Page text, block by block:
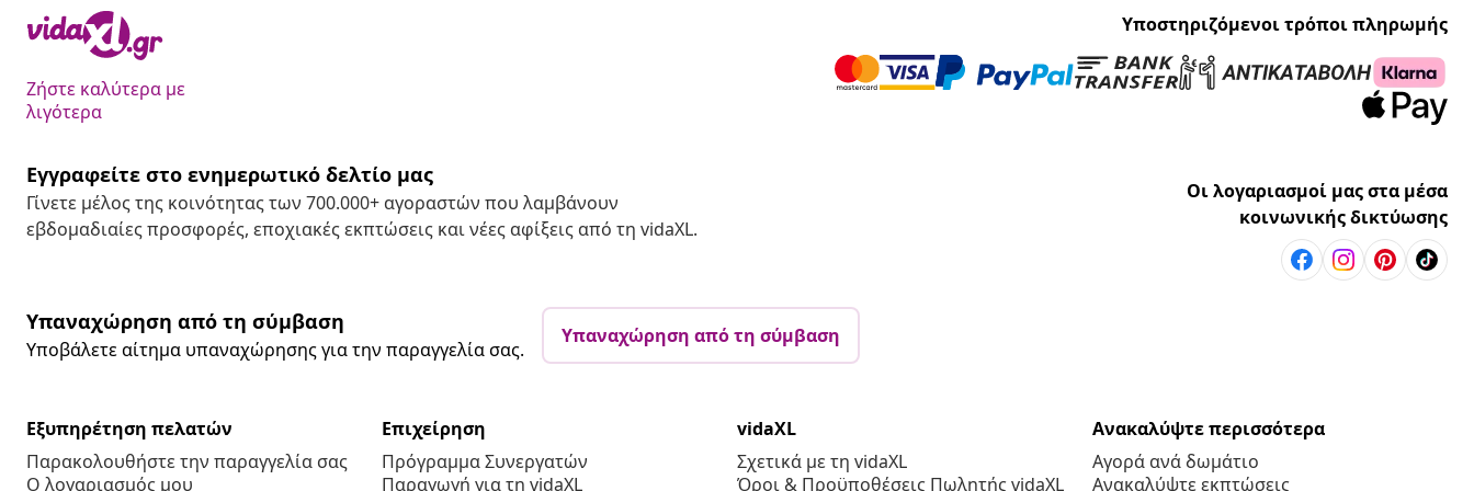
Ζήστε καλύτερα με
λιγότερα
Υποστηριζόμενοι τρόποι πληρωμής
Εγγραφείτε στο ενημερωτικό δελτίο μας
Γίνετε μέλος της κοινότητας των 700.000+ αγοραστών που λαμβάνουν
εβδομαδιαίες προσφορές, εποχιακές εκπτώσεις και νέες αφίξεις από τη vidaXL.
Οι λογαριασμοί μας στα μέσα
κοινωνικής δικτύωσης
Υπαναχώρηση από τη σύμβαση
Υποβάλετε αίτημα υπαναχώρησης για την παραγγελία σας.
Υπαναχώρηση από τη σύμβαση
Εξυπηρέτηση πελατών
Παρακολουθήστε την παραγγελία σας
Ο λογαριασμός μου
Επιχείρηση
Πρόγραμμα Συνεργατών
Παραγωγή για τη vidaXL
vidaXL
Σχετικά με τη vidaXL
Όροι & Προϋποθέσεις Πωλητής vidaXL
Ανακαλύψτε περισσότερα
Αγορά ανά δωμάτιο
Ανακαλύψτε εκπτώσεις